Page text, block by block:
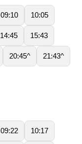
09:10 10:05
14:45 15:43
20:45^ 21:43^
09:22 10:17